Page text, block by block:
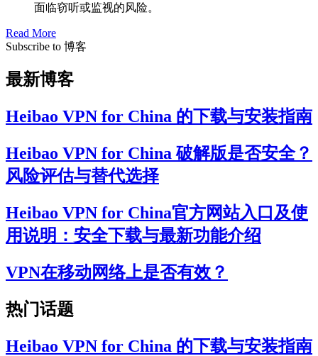
面临窃听或监视的风险。
Read More
Subscribe to 博客
最新博客
Heibao VPN for China 的下载与安装指南
Heibao VPN for China 破解版是否安全？
风险评估与替代选择
Heibao VPN for China官方网站入口及使
用说明：安全下载与最新功能介绍
VPN在移动网络上是否有效？
热门话题
Heibao VPN for China 的下载与安装指南